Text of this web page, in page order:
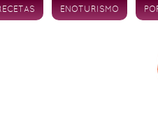
ENOTURISMO